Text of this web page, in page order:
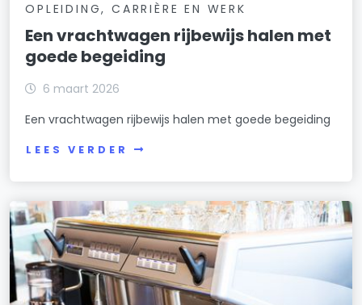
OPLEIDING, CARRIÈRE EN WERK
Een vrachtwagen rijbewijs halen met
goede begeiding
6 maart 2026
Een vrachtwagen rijbewijs halen met goede begeiding
LEES VERDER